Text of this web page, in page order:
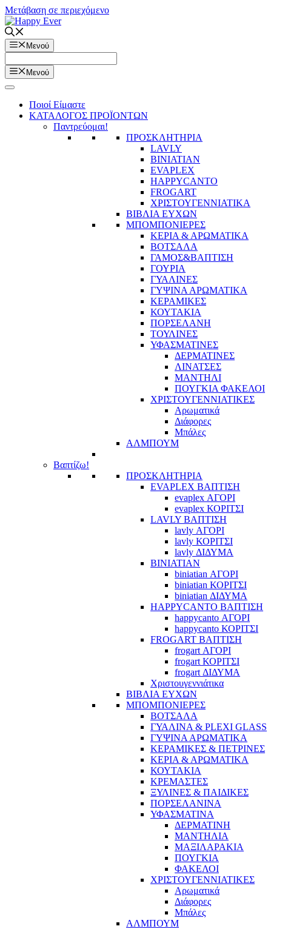
Μετάβαση σε περιεχόμενο
Μενού
Μενού
Ποιοί Είμαστε
ΚΑΤΑΛΟΓΟΣ ΠΡΟΪΟΝΤΩΝ
Παντρεύομαι!
ΠΡΟΣΚΛΗΤΗΡΙΑ
LAVLY
BINIATIAN
EVAPLEX
HAPPYCANTO
FROGART
ΧΡΙΣΤΟΥΓΕΝΝΙΑΤΙΚΑ
ΒΙΒΛΙΑ ΕΥΧΩΝ
ΜΠΟΜΠΟΝΙΕΡΕΣ
ΚΕΡΙΑ & ΑΡΩΜΑΤΙΚΑ
ΒΟΤΣΑΛΑ
ΓΑΜΟΣ&ΒΑΠΤΙΣΗ
ΓΟΥΡΙΑ
ΓΥΑΛΙΝΕΣ
ΓΥΨΙΝΑ ΑΡΩΜΑΤΙΚΑ
ΚΕΡΑΜΙΚΕΣ
ΚΟΥΤΑΚΙΑ
ΠΟΡΣΕΛΑΝΗ
ΤΟΥΛΙΝΕΣ
ΥΦΑΣΜΑΤΙΝΕΣ
ΔΕΡΜΑΤΙΝΕΣ
ΛΙΝΑΤΣΕΣ
ΜΑΝΤΗΛΙ
ΠΟΥΓΚΙΑ ΦΑΚΕΛΟΙ
ΧΡΙΣΤΟΥΓΕΝΝΙΑΤΙΚΕΣ
Αρωματικά
Διάφορες
Μπάλες
ΑΛΜΠΟΥΜ
Βαπτίζω!
ΠΡΟΣΚΛΗΤΗΡΙΑ
EVAPLEX ΒΑΠΤΙΣΗ
evaplex ΑΓΟΡΙ
evaplex ΚΟΡΙΤΣΙ
LAVLY ΒΑΠΤΙΣΗ
lavly ΑΓΟΡΙ
lavly ΚΟΡΙΤΣΙ
lavly ΔΙΔΥΜΑ
BINIATIAN
biniatian ΑΓΟΡΙ
biniatian ΚΟΡΙΤΣΙ
biniatian ΔΙΔΥΜΑ
HAPPYCANTO ΒΑΠΤΙΣΗ
happycanto ΑΓΟΡΙ
happycanto ΚΟΡΙΤΣΙ
FROGART ΒΑΠΤΙΣΗ
frogart ΑΓΟΡΙ
frogart ΚΟΡΙΤΣΙ
frogart ΔΙΔΥΜΑ
Χριστουγεννιάτικα
ΒΙΒΛΙΑ ΕΥΧΩΝ
ΜΠΟΜΠΟΝΙΕΡΕΣ
ΒΟΤΣΑΛΑ
ΓΥΑΛΙΝΑ & PLEXI GLASS
ΓΥΨΙΝΑ ΑΡΩΜΑΤΙΚΑ
ΚΕΡΑΜΙΚΕΣ & ΠΕΤΡΙΝΕΣ
ΚΕΡΙΑ & ΑΡΩΜΑΤΙΚΑ
ΚΟΥΤΑΚΙΑ
ΚΡΕΜΑΣΤΕΣ
ΞΥΛΙΝΕΣ & ΠΑΙΔΙΚΕΣ
ΠΟΡΣΕΛΑΝΙΝΑ
ΥΦΑΣΜΑΤΙΝA
ΔΕΡΜΑΤΙΝΗ
ΜΑΝΤΗΛΙΑ
ΜΑΞΙΛΑΡΑΚΙΑ
ΠΟΥΓΚΙΑ
ΦΑΚΕΛΟΙ
ΧΡΙΣΤΟΥΓΕΝΝΙΑΤΙΚΕΣ
Αρωματικά
Διάφορες
Μπάλες
ΑΛΜΠΟΥΜ